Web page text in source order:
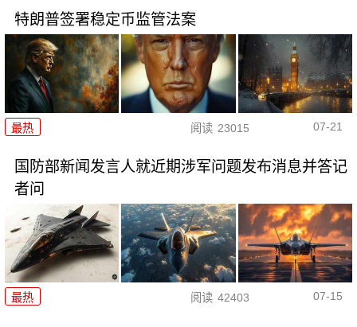
特朗普签署稳定币监管法案
最热 阅读 23015 07-21
国防部新闻发言人就近期涉军问题发布消息并答记
者问
最热 阅读 42403 07-15